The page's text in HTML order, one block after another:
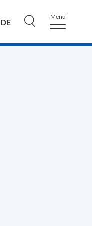
DE
Menü